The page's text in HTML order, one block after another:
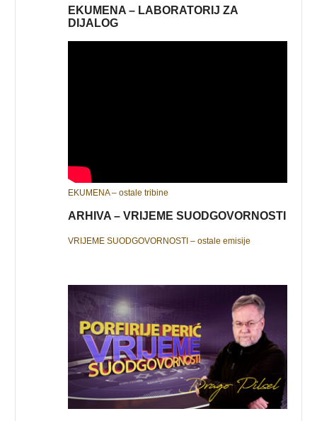
EKUMENA – LABORATORIJ ZA
DIJALOG
EKUMENA – ostale tribine
ARHIVA – VRIJEME SUODGOVORNOSTI
VRIJEME SUODGOVORNOSTI – ostale emisije